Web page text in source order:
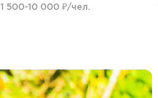
1 500-10 000 ₽/чел.